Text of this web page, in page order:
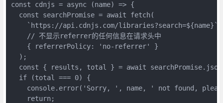
const cdnjs = async (name) => {
  const searchPromise = await fetch(
    `https://api.cdnjs.com/libraries?search=${name}`,
    // 不显示referrer的任何信息在请求头中
    { referrerPolicy: 'no-referrer' }
  );
const { results, total } = await
  if (total === 0) {
console.error('Sorry, ', name, ' not found,
    return;